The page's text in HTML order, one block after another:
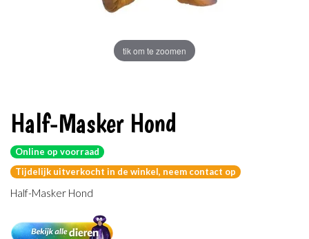
tik om te zoomen
Half-Masker Hond
Online op voorraad
Tijdelijk uitverkocht in de winkel, neem contact op
Half-Masker Hond